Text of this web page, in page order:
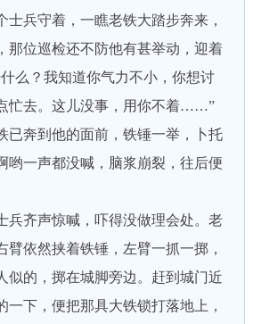
士兵守着，一瞧老铁大踏步奔来，
那位巡检还不防他有甚举动，迎着
么？我知道你气力不小，你想讨
忙去。这儿没事，用你不着……”
奔到他的面前，铁锤一举，卜托
哟一声都没喊，脑浆崩裂，往后便
齐声惊喊，吓得没做理会处。老
臂依然挟着铁锤，左臂一抓一掷，
似的，掷在城脚旁边。赶到城门近
一下，便把那具大铁锁打落地上，